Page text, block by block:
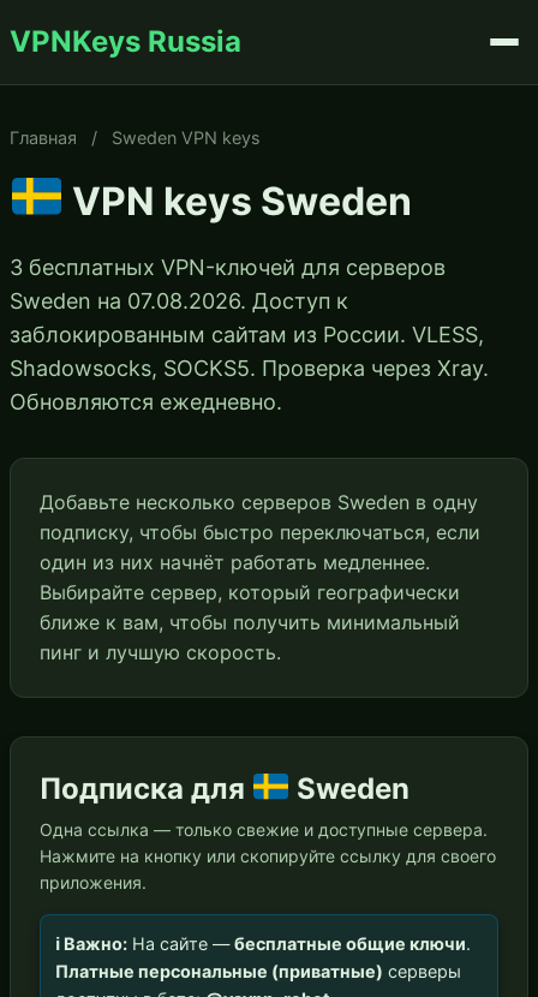
VPNKeys Russia
Главная / Sweden VPN keys
VPN keys Sweden
3 бесплатных VPN-ключей для серверов
Sweden на 07.08.2026. Доступ к
заблокированным сайтам из России. VLESS,
Shadowsocks, SOCKS5. Проверка через Xray.
Обновляются ежедневно.
Добавьте несколько серверов Sweden в одну
подписку, чтобы быстро переключаться, если
один из них начнёт работать медленнее.
Выбирайте сервер, который географически
ближе к вам, чтобы получить минимальный
пинг и лучшую скорость.
Подписка для Sweden
Одна ссылка — только свежие и доступные сервера.
Нажмите на кнопку или скопируйте ссылку для своего
приложения.
ℹ️ Важно: На сайте —бесплатные общие ключи.
Платные персональные (приватные) серверы